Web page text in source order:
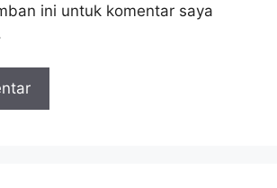
ini untuk komentar saya